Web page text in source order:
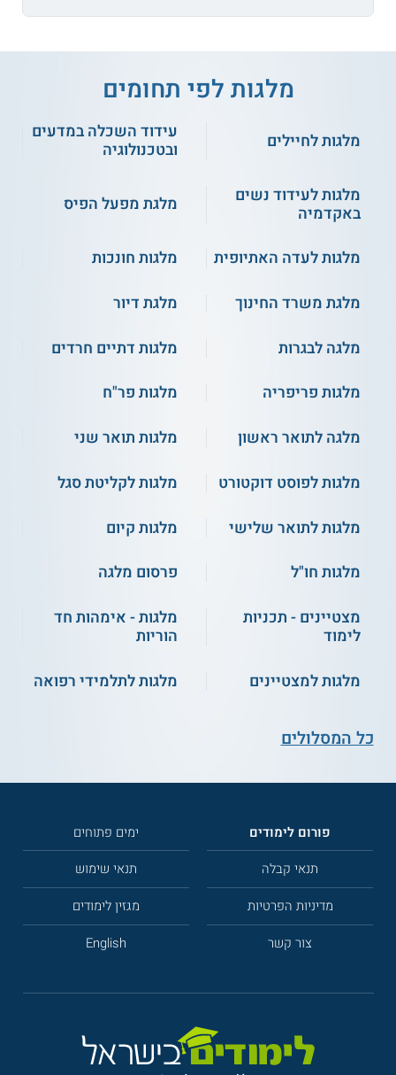
מלגות לפי תחומים
מלגות לחיילים
עידוד השכלה במדעים
ובטכנולוגיה
מלגות לעידוד נשים
באקדמיה
מלגת מפעל הפיס
מלגות לעדה האתיופית
מלגות חונכות
מלגת משרד החינוך
מלגת דיור
מלגה לבגרות
מלגות דתיים חרדים
מלגות פריפריה
מלגות פר"ח
מלגה לתואר ראשון
מלגות תואר שני
מלגות לפוסט דוקטורט
מלגות לקליטת סגל
מלגות לתואר שלישי
מלגות קיום
מלגות חו"ל
פרסום מלגה
מצטיינים - תכניות
לימוד
מלגות - אימהות חד
הוריות
מלגות למצטיינים
מלגות לתלמידי רפואה
כל המסלולים
פורום לימודים
ימים פתוחים
תנאי קבלה
תנאי שימוש
מדיניות הפרטיות
מגזין לימודים
צור קשר
English